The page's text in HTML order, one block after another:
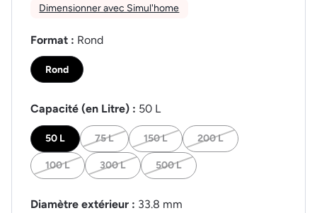
Dimensionner avec Simul'home
Format : Rond
Rond
Capacité (en Litre) : 50 L
50 L 75 L 150 L 200 L
100 L 300 L 500 L
Diamètre extérieur : 33.8 mm